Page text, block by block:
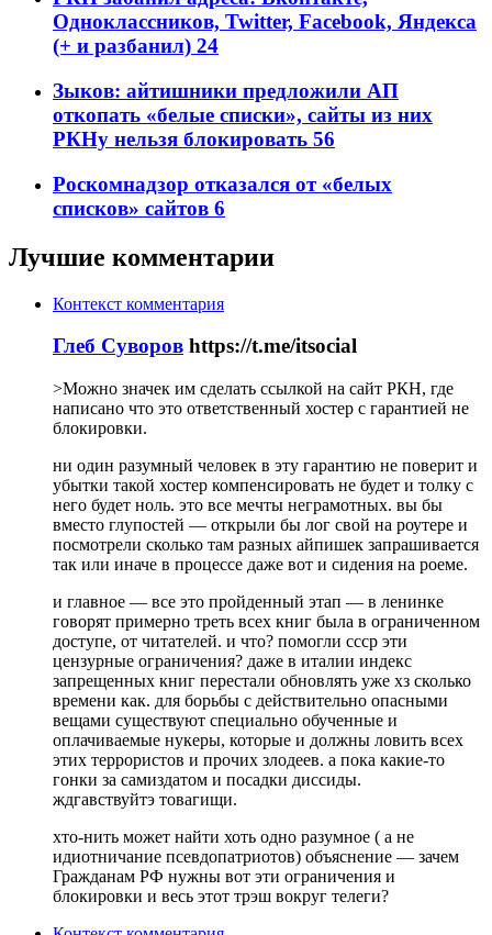
Одноклассников, Twitter, Facebook, Яндекса
(+ и разбанил) 24
Зыков: айтишники предложили АП
откопать «белые списки», сайты из них
РКНу нельзя блокировать 56
Роскомнадзор отказался от «белых
списков» сайтов 6
Лучшие комментарии
Контекст комментария
Глеб Суворов https://t.me/itsocial
>Можно значек им сделать ссылкой на сайт РКН, где
написано что это ответственный хостер с гарантией не
блокировки.
ни один разумный человек в эту гарантию не поверит и
убытки такой хостер компенсировать не будет и толку с
него будет ноль. это все мечты неграмотных. вы бы
вместо глупостей — открыли бы лог свой на роутере и
посмотрели сколько там разных айпишек запрашивается
так или иначе в процессе даже вот и сидения на роеме.
и главное — все это пройденный этап — в ленинке
говорят примерно треть всех книг была в ограниченном
доступе, от читателей. и что? помогли ссср эти
цензурные ограничения? даже в италии индекс
запрещенных книг перестали обновлять уже хз сколько
времени как. для борьбы с действительно опасными
вещами существуют специально обученные и
оплачиваемые нукеры, которые и должны ловить всех
этих террористов и прочих злодеев. а пока какие-то
гонки за самиздатом и посадки диссиды.
ждгавствуйтэ товагищи.
хто-нить может найти хоть одно разумное ( а не
идиотничание псевдопатриотов) объяснение — зачем
Гражданам РФ нужны вот эти ограничения и
блокировки и весь этот трэш вокруг телеги?